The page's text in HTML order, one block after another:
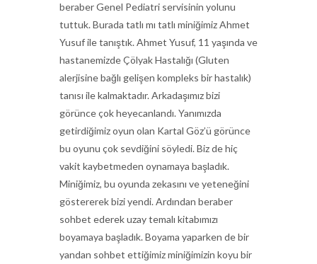
beraber Genel Pediatri servisinin yolunu
tuttuk. Burada tatlı mı tatlı miniğimiz Ahmet
Yusuf ile tanıştık. Ahmet Yusuf, 11 yaşında ve
hastanemizde Çölyak Hastalığı (Gluten
alerjisine bağlı gelişen kompleks bir hastalık)
tanısı ile kalmaktadır. Arkadaşımız bizi
görünce çok heyecanlandı. Yanımızda
getirdiğimiz oyun olan Kartal Göz’ü görünce
bu oyunu çok sevdiğini söyledi. Biz de hiç
vakit kaybetmeden oynamaya başladık.
Miniğimiz, bu oyunda zekasını ve yeteneğini
göstererek bizi yendi. Ardından beraber
sohbet ederek uzay temalı kitabımızı
boyamaya başladık. Boyama yaparken de bir
yandan sohbet ettiğimiz miniğimizin koyu bir